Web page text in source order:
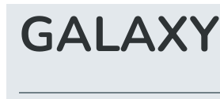
GALAXY